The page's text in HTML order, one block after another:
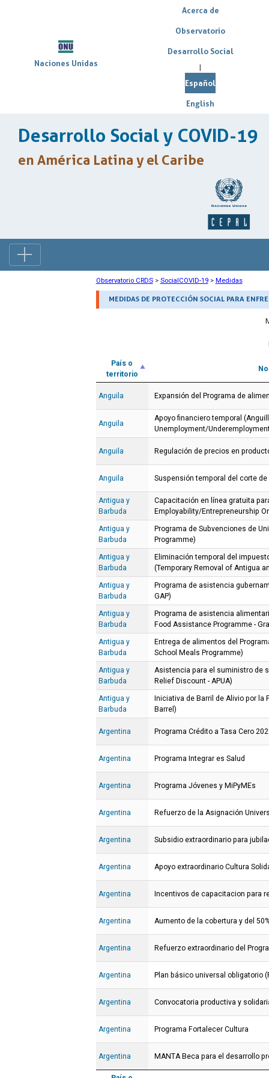
Naciones Unidas
Acerca de
Observatorio
Desarrollo Social
|
Español
English
Desarrollo Social y COVID-19
en América Latina y el Caribe
Observatorio CRDS> SocialCOVID-19> Medidas
MEDIDAS DE PROTECCIÓN SOCIAL PARA
País o
territorio
Anguila Expansión del Programa de
Anguila
Apoyo financiero temporal
Unemployment/
Anguila Regulación de precios en
Anguila Suspensión temporal del corte
Antigua y
Barbuda
Capacitación en línea gratuita
Employability/Entrepreneurship
Antigua y
Barbuda
Programa de Subvenciones de
Programme)
Antigua y
Barbuda
Eliminación temporal del
(Temporary Removal of Antigua
Antigua y
Barbuda
Programa de asistencia
GAP)
Antigua y
Barbuda
Programa de asistencia
Food Assistance Programme -
Antigua y
Barbuda
Entrega de alimentos del
School Meals Programme)
Antigua y
Barbuda
Asistencia para el suministro de
Relief Discount - APUA)
Antigua y
Barbuda
Iniciativa de Barril de Alivio por la
Barrel)
Argentina Programa Crédito a Tasa Cero
Argentina Programa Integrar es Salud
Argentina Programa Jóvenes y MiPyMEs
Argentina Refuerzo de la Asignación
Argentina Subsidio extraordinario para
Argentina Apoyo extraordinario Cultura
Argentina Incentivos de capacitacion para
Argentina Aumento de la cobertura y del
Argentina Refuerzo extraordinario del
Argentina Plan básico universal obligatorio
Argentina Convocatoria productiva y
Argentina Programa Fortalecer Cultura
Argentina MANTA Beca para el desarrollo